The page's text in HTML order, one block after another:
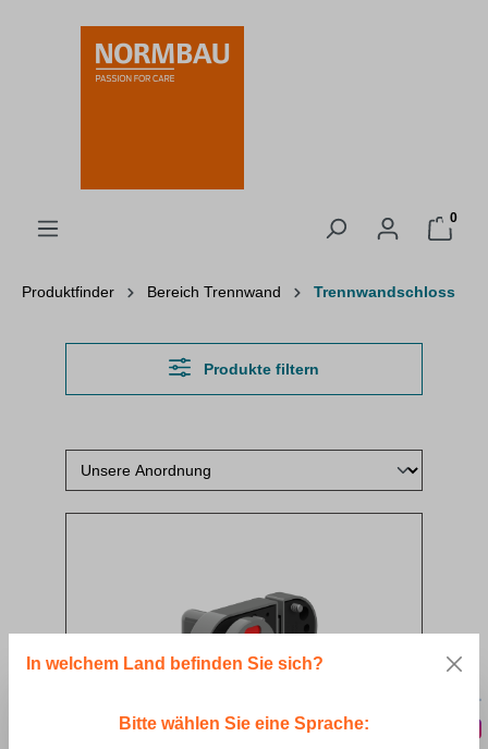
springen
0
Produktfinder Bereich Trennwand Trennwandschloss
Produkte filtern
In welchem Land befinden Sie sich?
Bitte wählen Sie eine Sprache: